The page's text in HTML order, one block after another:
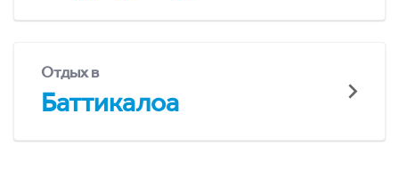
Отдых в
Баттикалоа